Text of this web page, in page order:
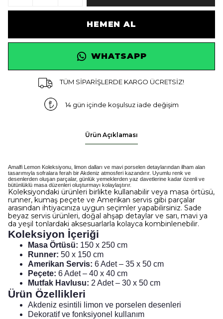
HEMEN AL
WHATSAPP
TÜM SİPARİŞLERDE KARGO ÜCRETSİZ!
14 gün içinde koşulsuz iade değişim
Ürün Açıklaması
Amalfi Lemon Koleksiyonu, limon dalları ve mavi porselen detaylarından ilham alan
tasarımıyla sofralara ferah bir Akdeniz atmosferi kazandırır. Uyumlu renk ve
desenlerden oluşan parçalar, günlük yemeklerden yaz davetlerine kadar özenli ve
bütünlüklü masa düzenleri oluşturmayı kolaylaştırır.
Koleksiyondaki ürünleri birlikte kullanabilir veya masa örtüsü,
runner, kumaş peçete ve Amerikan servis gibi parçalar
arasından ihtiyacınıza uygun seçimler yapabilirsiniz. Sade
beyaz servis ürünleri, doğal ahşap detaylar ve sarı, mavi ya
da yeşil tonlardaki aksesuarlarla kolayca kombinlenebilir.
Koleksiyon İçeriği
Masa Örtüsü: 150 x 250 cm
Runner: 50 x 150 cm
Amerikan Servis: 6 Adet – 35 x 50 cm
Peçete: 6 Adet – 40 x 40 cm
Mutfak Havlusu: 2 Adet – 30 x 50 cm
Ürün Özellikleri
Akdeniz esintili limon ve porselen desenleri
Dekoratif ve fonksiyonel kullanım